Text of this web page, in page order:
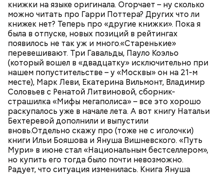
книжки на языке оригинала. Огорчает – ну сколько
можно читать про Гарри Поттера? Других что ли
книжек нет? Теперь про «другие книжки». Пока я
была в отпуске, новых позиций в рейтингах
появилось не так уж и много.«Старенькие»
перевешивают. Три Гавальды, Пауло Коэльо
(который вошел в «двадцатку» исключительно при
нашем попустительстве – у «Москвы» он на 21-м
месте), Марк Леви, Екатерина Вильмонт, Владимир
Соловьев с Ренатой Литвиновой, сборник-
страшилка «Мифы мегаполиса» – все это хорошо
раскупалось уже в начале лета. А вот книгу Натальи
Бехтеревой дополнили и выпустили
вновь.Отдельно скажу про (тоже не с иголочки)
книги Ильи Бояшова и Януша Вишневского. «Путь
Мури» в июне стал «Национальным бестселлером»,
но купить его тогда было почти невозможно.
Радует, что ситуация изменилась. Книга Януша